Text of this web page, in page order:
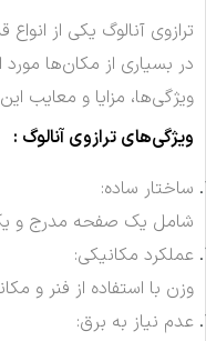
ترازوی آنالوگ یکی از
در بسیاری از مکان‌ها مورد
ویژگی‌ها، مزایا و معایب
ویژگی‌های ترازوی آنالوگ :
ساختار ساده:
شامل یک صفحه مدرج و
عملکرد مکانیکی:
وزن با استفاده از فنر و
عدم نیاز به برق: